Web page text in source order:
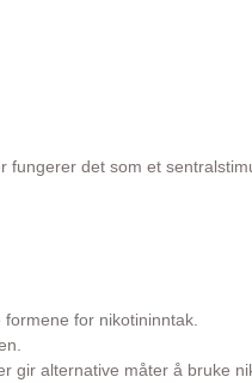
det som et
for nikotininntak.
gir alternative måter å bruke